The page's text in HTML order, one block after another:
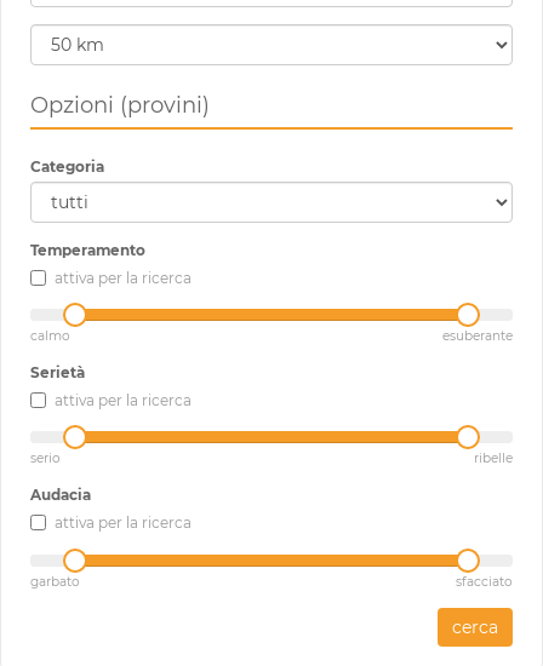
Opzioni (provini)
Categoria
Temperamento
attiva per la ricerca
calmo esuberante
Serietà
attiva per la ricerca
serio ribelle
Audacia
attiva per la ricerca
garbato sfacciato
cerca